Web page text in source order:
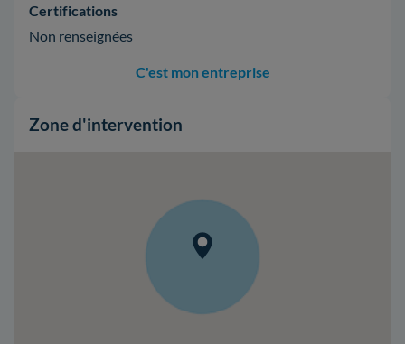
Certifications
Non renseignées
C'est mon entreprise
Zone d'intervention